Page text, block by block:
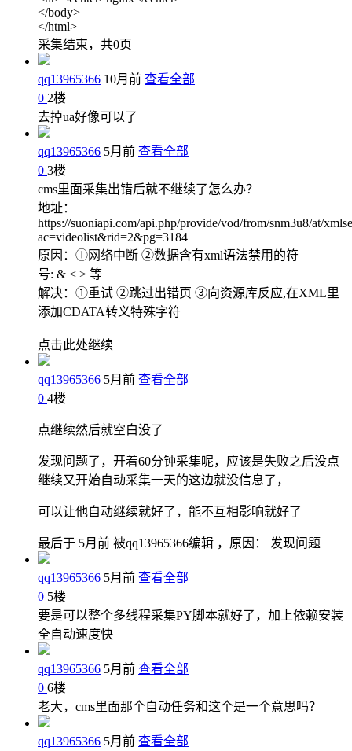
</body>
</html>
采集结束，共0页
qq13965366 10月前 查看全部
0 2楼
去掉ua好像可以了
qq13965366 5月前 查看全部
0 3楼
cms里面采集出错后就不继续了怎么办？
地址：
https://suoniapi.com/api.php/provide/vod/from/snm3u8/at/
ac=videolist&rid=2&pg=3184
原因：①网络中断 ②数据含有xml语法禁用的符
号: & < > 等
解决：①重试 ②跳过出错页 ③向资源库反应,在XML里
添加CDATA转义特殊字符
点击此处继续
qq13965366 5月前 查看全部
0 4楼
点继续然后就空白没了
发现问题了，开着60分钟采集呢，应该是失败之后没点
继续又开始自动采集一天的这边就没信息了，
可以让他自动继续就好了，能不互相影响就好了
最后于 5月前 被qq13965366编辑 ，原因： 发现问题
qq13965366 5月前 查看全部
0 5楼
要是可以整个多线程采集PY脚本就好了，加上依赖安装
全自动速度快
qq13965366 5月前 查看全部
0 6楼
老大，cms里面那个自动任务和这个是一个意思吗？
qq13965366 5月前 查看全部